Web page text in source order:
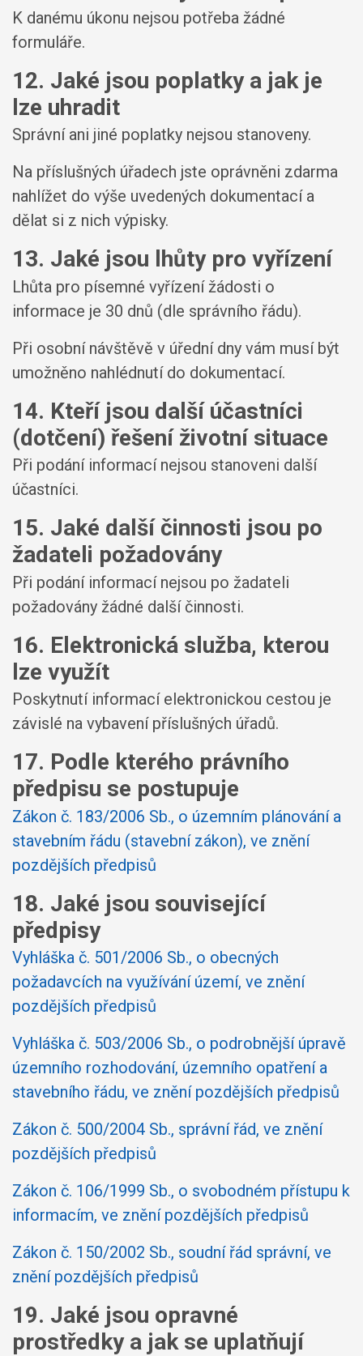
K danému úkonu nejsou potřeba žádné
formuláře.
12. Jaké jsou poplatky a jak je
lze uhradit
Správní ani jiné poplatky nejsou stanoveny.
Na příslušných úřadech jste oprávněni zdarma
nahlížet do výše uvedených dokumentací a
dělat si z nich výpisky.
13. Jaké jsou lhůty pro vyřízení
Lhůta pro písemné vyřízení žádosti o
informace je 30 dnů (dle správního řádu).
Při osobní návštěvě v úřední dny vám musí být
umožněno nahlédnutí do dokumentací.
14. Kteří jsou další účastníci
(dotčení) řešení životní situace
Při podání informací nejsou stanoveni další
účastníci.
15. Jaké další činnosti jsou po
žadateli požadovány
Při podání informací nejsou po žadateli
požadovány žádné další činnosti.
16. Elektronická služba, kterou
lze využít
Poskytnutí informací elektronickou cestou je
závislé na vybavení příslušných úřadů.
17. Podle kterého právního
předpisu se postupuje
Zákon č. 183/2006 Sb., o územním plánování a
stavebním řádu (stavební zákon), ve znění
pozdějších předpisů
18. Jaké jsou související
předpisy
Vyhláška č. 501/2006 Sb., o obecných
požadavcích na využívání území, ve znění
pozdějších předpisů
Vyhláška č. 503/2006 Sb., o podrobnější úpravě
územního rozhodování, územního opatření a
stavebního řádu, ve znění pozdějších předpisů
Zákon č. 500/2004 Sb., správní řád, ve znění
pozdějších předpisů
Zákon č. 106/1999 Sb., o svobodném přístupu k
informacím, ve znění pozdějších předpisů
Zákon č. 150/2002 Sb., soudní řád správní, ve
znění pozdějších předpisů
19. Jaké jsou opravné
prostředky a jak se uplatňují